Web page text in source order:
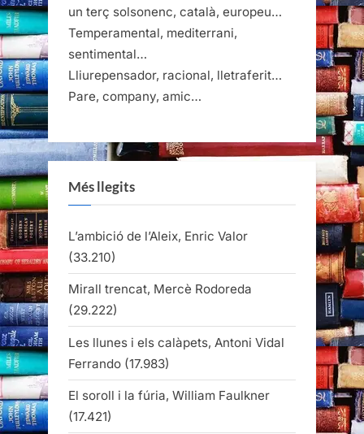
un terç solsonenc, català, europeu…
Temperamental, mediterrani,
sentimental…
Lliurepensador, racional, lletraferit…
Pare, company, amic…
Més llegits
L’ambició de l’Aleix, Enric Valor
(33.210)
Mirall trencat, Mercè Rodoreda
(29.222)
Les llunes i els calàpets, Antoni Vidal
Ferrando (17.983)
El soroll i la fúria, William Faulkner
(17.421)